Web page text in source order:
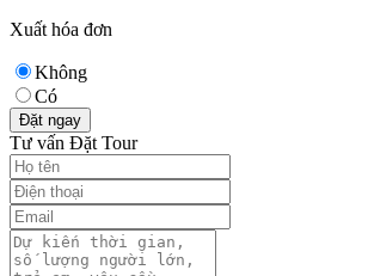
Xuất hóa đơn
Không
Có
Đặt ngay
Tư vấn Đặt Tour